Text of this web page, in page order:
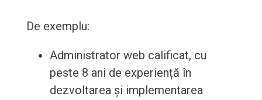
De exemplu:
Administrator web calificat, cu
peste 8 ani de experiență în
dezvoltarea și implementarea